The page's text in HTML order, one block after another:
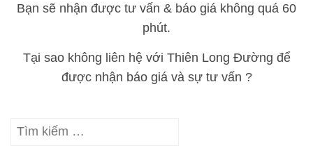
Bạn sẽ nhận được tư vấn & báo giá không quá 60
phút.
Tại sao không liên hệ với Thiên Long Đường để
được nhận báo giá và sự tư vấn ?
Tìm